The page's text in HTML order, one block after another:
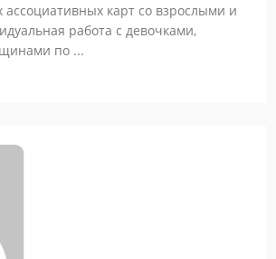
ассоциативных карт со взрослыми и
работа с девочками,
по ...